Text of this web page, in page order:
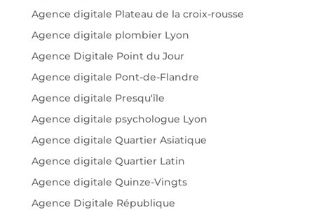
Agence digitale Plateau de la croix-rousse
Agence digitale plombier Lyon
Agence Digitale Point du Jour
Agence digitale Pont-de-Flandre
Agence digitale Presqu'île
Agence digitale psychologue Lyon
Agence digitale Quartier Asiatique
Agence digitale Quartier Latin
Agence digitale Quinze-Vingts
Agence Digitale République